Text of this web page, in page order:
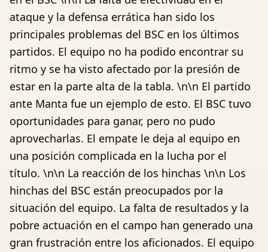
ataque y la defensa errática han sido los
principales problemas del BSC en los últimos
partidos. El equipo no ha podido encontrar su
ritmo y se ha visto afectado por la presión de
estar en la parte alta de la tabla. \n\n El partido
ante Manta fue un ejemplo de esto. El BSC tuvo
oportunidades para ganar, pero no pudo
aprovecharlas. El empate le deja al equipo en
una posición complicada en la lucha por el
título. \n\n La reacción de los hinchas \n\n Los
hinchas del BSC están preocupados por la
situación del equipo. La falta de resultados y la
pobre actuación en el campo han generado una
gran frustración entre los aficionados. El equipo